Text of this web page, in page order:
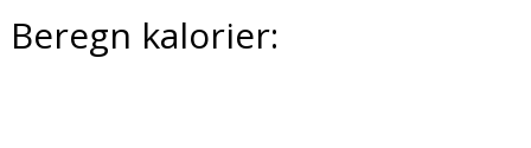
Beregn kalorier: